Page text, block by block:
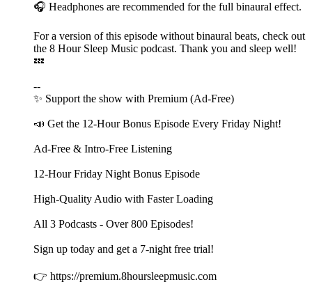
🎧 Headphones are recommended for the full binaural effect.
For a version of this episode without binaural beats, check out
the ⁠⁠⁠⁠⁠⁠⁠⁠⁠⁠⁠⁠⁠⁠⁠⁠⁠⁠⁠8 Hour Sleep Music⁠⁠⁠⁠⁠⁠⁠⁠⁠⁠⁠⁠⁠⁠⁠⁠⁠⁠⁠ podcast. Thank you and sleep well!
💤
--
✨ ⁠⁠⁠⁠⁠⁠⁠⁠⁠⁠⁠⁠⁠⁠⁠⁠⁠⁠⁠⁠⁠⁠⁠⁠⁠Support the show with ⁠⁠⁠⁠⁠⁠⁠⁠⁠⁠⁠⁠⁠⁠⁠⁠⁠⁠⁠⁠⁠⁠⁠⁠⁠⁠⁠⁠⁠⁠⁠⁠⁠⁠⁠⁠⁠⁠⁠⁠⁠⁠⁠⁠⁠⁠⁠⁠⁠⁠⁠⁠⁠⁠⁠⁠⁠⁠⁠⁠⁠⁠⁠⁠⁠⁠⁠⁠⁠⁠⁠⁠⁠⁠⁠⁠⁠⁠⁠⁠⁠⁠⁠⁠⁠⁠⁠⁠⁠⁠⁠⁠Premium (Ad-Free)⁠⁠⁠⁠⁠⁠⁠⁠⁠⁠⁠⁠⁠⁠⁠⁠⁠⁠⁠⁠⁠⁠⁠⁠⁠⁠⁠⁠⁠⁠⁠⁠⁠⁠⁠⁠⁠⁠⁠⁠⁠⁠⁠⁠⁠⁠⁠⁠⁠⁠⁠⁠⁠⁠⁠⁠⁠⁠⁠⁠⁠⁠⁠⁠⁠⁠⁠⁠⁠⁠⁠⁠⁠⁠⁠⁠⁠⁠⁠⁠⁠⁠⁠⁠⁠⁠⁠⁠⁠⁠⁠⁠⁠⁠⁠⁠⁠⁠⁠⁠⁠⁠⁠⁠⁠⁠⁠⁠⁠⁠⁠⁠⁠⁠⁠⁠⁠⁠⁠⁠⁠⁠⁠⁠⁠⁠⁠⁠⁠⁠⁠⁠⁠⁠⁠⁠⁠⁠⁠⁠⁠⁠⁠⁠⁠⁠⁠⁠⁠⁠⁠⁠⁠⁠⁠⁠⁠⁠⁠⁠⁠⁠⁠⁠⁠⁠⁠⁠⁠⁠⁠⁠⁠⁠⁠⁠⁠⁠⁠⁠⁠⁠⁠⁠⁠⁠⁠⁠⁠⁠⁠⁠⁠⁠⁠⁠⁠⁠⁠⁠⁠⁠⁠⁠⁠⁠⁠⁠⁠⁠⁠⁠⁠⁠⁠⁠⁠⁠⁠⁠⁠⁠⁠⁠⁠⁠⁠⁠⁠⁠⁠⁠⁠⁠⁠⁠⁠⁠⁠⁠⁠⁠⁠⁠⁠⁠⁠⁠⁠⁠⁠⁠⁠⁠⁠⁠⁠⁠⁠⁠⁠⁠⁠⁠⁠⁠⁠⁠⁠⁠⁠⁠⁠⁠⁠⁠⁠⁠⁠⁠⁠⁠⁠⁠⁠⁠⁠⁠⁠⁠⁠⁠⁠⁠⁠⁠⁠⁠⁠⁠⁠⁠⁠
📣 Get the 12-Hour Bonus Episode Every Friday Night!
Ad-Free & Intro-Free Listening
12-Hour Friday Night Bonus Episode
High-Quality Audio with Faster Loading
All 3 Podcasts - Over 800 Episodes!
Sign up today and get a 7-night free trial!
👉 ⁠⁠⁠⁠⁠⁠⁠⁠⁠⁠⁠⁠⁠⁠⁠⁠⁠⁠⁠⁠⁠⁠⁠⁠⁠⁠⁠⁠⁠⁠⁠⁠⁠⁠⁠⁠⁠⁠⁠⁠⁠⁠⁠⁠⁠⁠⁠⁠⁠⁠⁠⁠⁠⁠⁠⁠⁠⁠⁠⁠⁠⁠⁠⁠⁠⁠⁠⁠⁠⁠⁠⁠⁠⁠⁠⁠⁠⁠⁠⁠⁠⁠⁠⁠⁠⁠⁠⁠⁠⁠⁠⁠⁠⁠⁠⁠⁠⁠⁠⁠⁠⁠⁠⁠⁠⁠⁠⁠⁠⁠⁠⁠⁠⁠⁠⁠⁠⁠⁠⁠⁠⁠⁠⁠⁠https://premium.8hoursleepmusic.com⁠⁠⁠⁠⁠⁠⁠⁠⁠⁠⁠⁠⁠⁠⁠⁠⁠⁠⁠⁠⁠⁠⁠⁠⁠⁠⁠⁠⁠⁠⁠⁠⁠⁠⁠⁠⁠⁠⁠⁠⁠⁠⁠⁠⁠⁠⁠⁠⁠⁠⁠⁠⁠⁠⁠⁠⁠⁠⁠⁠⁠⁠⁠⁠⁠⁠⁠⁠⁠⁠⁠⁠⁠⁠⁠⁠⁠⁠⁠⁠⁠⁠⁠⁠⁠⁠⁠⁠⁠⁠⁠⁠⁠⁠⁠⁠⁠⁠⁠⁠⁠⁠⁠⁠⁠⁠⁠⁠⁠⁠⁠⁠⁠⁠